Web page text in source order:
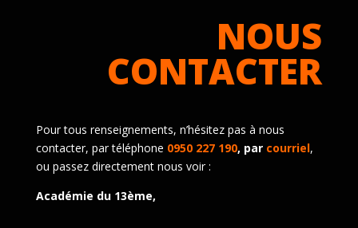
NOUS
CONTACTER
Pour tous renseignements, n’hésitez pas à nous
contacter, par téléphone 0950 227 190, par courriel,
ou passez directement nous voir :
Académie du 13ème,